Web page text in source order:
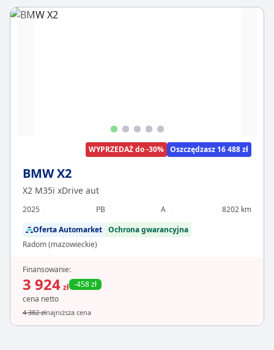
WYPRZEDAŻ do -30% Oszczędzasz 16 488 zł
BMW X2
X2 M35i xDrive aut
2025 PB A
8202 km
Oferta Automarket Ochrona gwarancyjna
Radom (mazowieckie)
Finansowanie:
3 924 zł -458 zł
cena netto
4 382 złnajniższa cena